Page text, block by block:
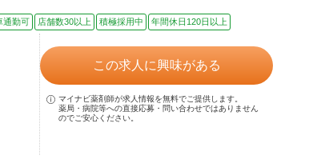
通勤可 店舗数30以上 積極採用中 年間休日120日以上
この求人に興味がある
マイナビ薬剤師が求人情報を無料でご提供します。
薬局・病院等への直接応募・問い合わせではありません
のでご安心ください。